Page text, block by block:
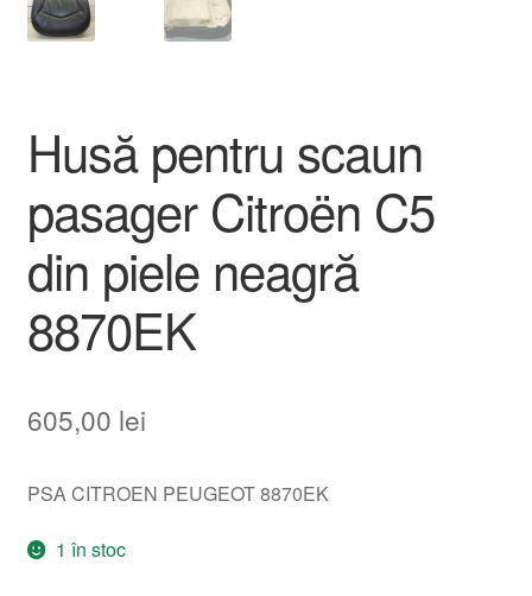
Plățile
Procedura de reclamație
Termeni si conditii
Husă pentru scaun
pasager Citroën C5
din piele neagră
8870EK
605,00 lei
PSA CITROEN PEUGEOT 8870EK
1 în stoc